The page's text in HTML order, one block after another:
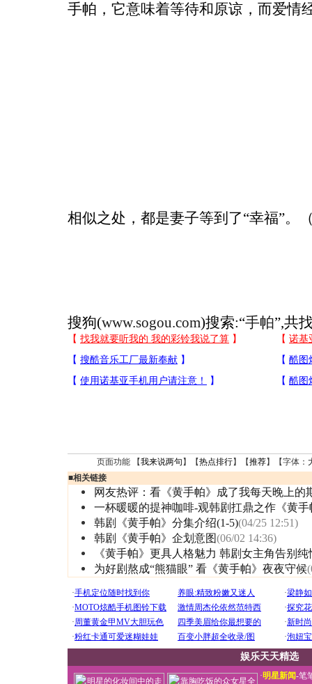
手帕，它意味着等待和原谅，而爱情
相似之处，都是妻子等到了“幸福”。
搜狗(www.sogou.com)搜索:“手帕”,共
页面功能 【我来说两句 】【热点排行】【推荐】【字体：
■相关链接
网友热评：看《黄手帕》成了我每天晚上的
一杯暖暖的提神咖啡-观韩剧扛鼎之作《黄手
韩剧《黄手帕》分集介绍(1-5)(04/25 12:51)
韩剧《黄手帕》企划意图(06/02 14:36)
《黄手帕》更具人格魅力 韩剧女主角告别纯
为好剧熬成“熊猫眼” 看《黄手帕》夜夜守候
娱乐天天精选
·明星新闻-笔